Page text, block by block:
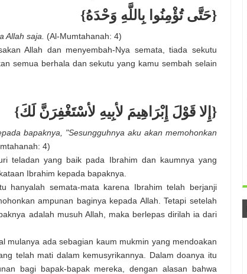
{حَتَّى تُؤْمِنُوا بِاللَّهِ وَحْدَهُ}
Allah saja. (Al-Mumtahanah: 4)
Allah dan menyembah-Nya semata, tiada sekutu
semua berhala dan sekutu yang kamu sembah selain
{إِلا قَوْلَ إِبْرَاهِيمَ لأبِيهِ لأسْتَغْفِرَنَّ لَكَ}
bapaknya, "Sesungguhnya aku akan memohonkan
4)
teladan yang baik pada Ibrahim dan kaumnya yang
Ibrahim kepada bapaknya.
hanyalah semata-mata karena Ibrahim telah berjanji
ampunan baginya kepada Allah. Tetapi setelah
adalah musuh Allah, maka berlepas dirilah ia dari
mulanya ada sebagian kaum mukmin yang mendoakan
telah mati dalam kemusyrikannya. Dalam doanya itu
bagi bapak-bapak mereka, dengan alasan bahwa